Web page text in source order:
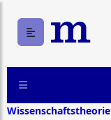
Wissenschaftstheorie